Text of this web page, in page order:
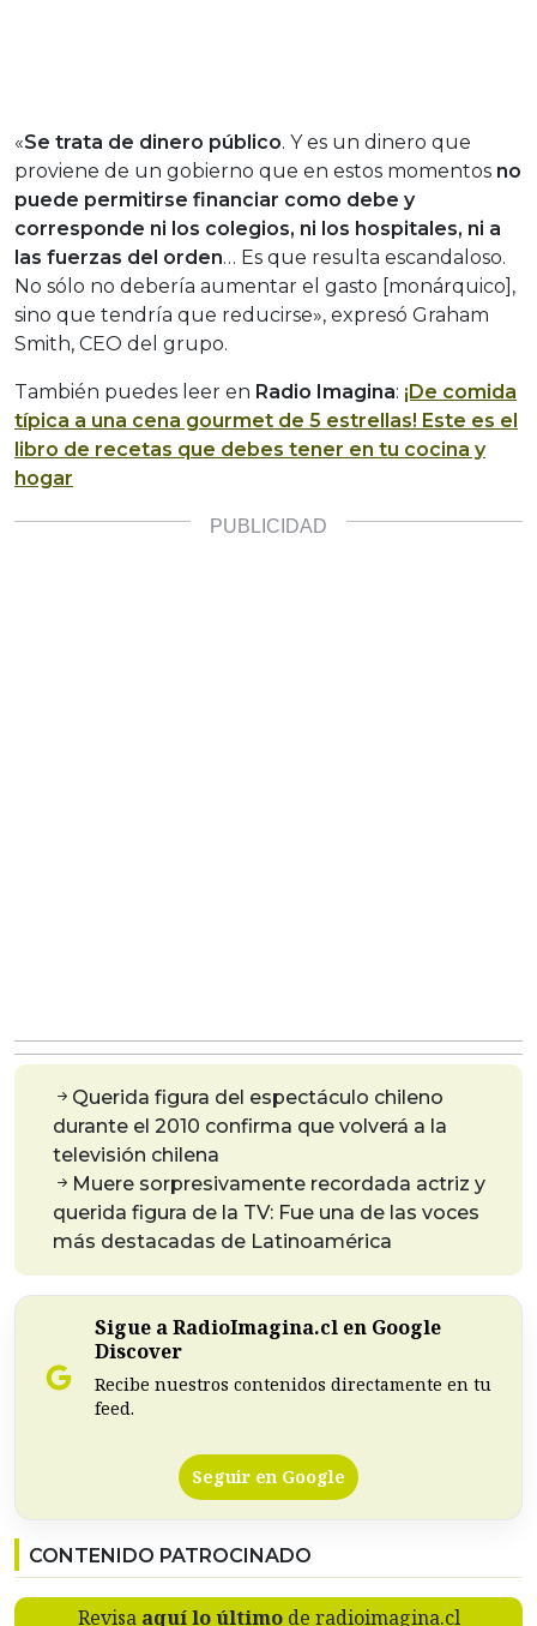
«Se trata de dinero público. Y es un dinero que
proviene de un gobierno que en estos momentos no
puede permitirse financiar como debe y
corresponde ni los colegios, ni los hospitales, ni a
las fuerzas del orden… Es que resulta escandaloso.
No sólo no debería aumentar el gasto [monárquico],
sino que tendría que reducirse», expresó Graham
Smith, CEO del grupo.
También puedes leer en Radio Imagina: ¡De comida
típica a una cena gourmet de 5 estrellas! Este es el
libro de recetas que debes tener en tu cocina y
hogar
Querida figura del espectáculo chileno
durante el 2010 confirma que volverá a la
televisión chilena
Muere sorpresivamente recordada actriz y
querida figura de la TV: Fue una de las voces
más destacadas de Latinoamérica
Sigue a RadioImagina.cl en Google
Discover
Recibe nuestros contenidos directamente en tu
feed.
Seguir en Google
CONTENIDO PATROCINADO
Revisa aquí lo últimode radioimagina.cl